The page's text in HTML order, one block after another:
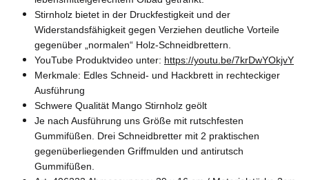
Stirnholz bietet in der Druckfestigkeit und der
Widerstandsfähigkeit gegen Verziehen deutliche Vorteile
gegenüber „normalen“ Holz-Schneidbrettern.
YouTube Produktvideo unter: https://youtu.be/7krDwYOkjvY
Merkmale: Edles Schneid- und Hackbrett in rechteckiger
Ausführung
Schwere Qualität Mango Stirnholz geölt
Je nach Ausführung uns Größe mit rutschfesten
Gummifüßen. Drei Schneidbretter mit 2 praktischen
gegenüberliegenden Griffmulden und antirutsch
Gummifüßen.